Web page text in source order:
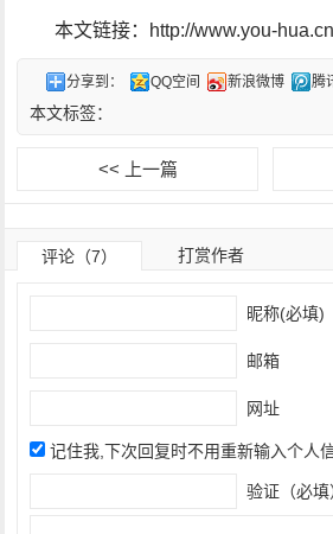
本文链接：http://www.you-
分享到： QQ空间 新浪微博 腾
本文标签：
<< 上一篇
评论（7） 打赏作者
昵称(必填)
邮箱
网址
记住我,下次回复时不用重新输入个人
验证（必填